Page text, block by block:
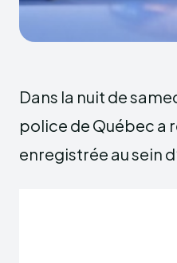
Dans la nuit de
police de Québec a
enregistrée au sein